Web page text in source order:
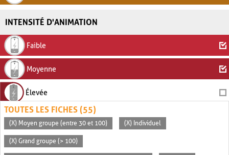
INTENSITÉ D'ANIMATION
Faible
Moyenne
Élevée
TOUTES LES FICHES (55)
(X) Moyen groupe (entre 30 et 100) (X) Individuel
(X) Grand groupe (> 100)